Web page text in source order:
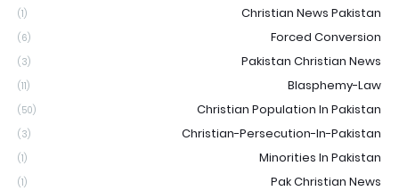
Christian News Pakistan
(1)
Forced Conversion
(6)
Pakistan Christian News
(3)
Blasphemy-Law
(11)
Christian Population In Pakistan
(50)
Christian-Persecution-In-Pakistan
(3)
Minorities In Pakistan
(1)
Pak Christian News
(1)